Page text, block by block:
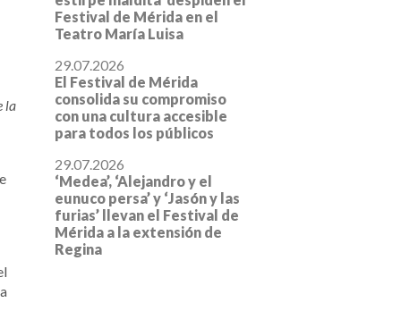
la
Festival de Mérida en el
Teatro María Luisa
29.07.2026
El Festival de Mérida
consolida su compromiso
con una cultura accesible
para todos los públicos
29.07.2026
‘Medea’, ‘Alejandro y el
eunuco persa’ y ‘Jasón y las
furias’ llevan el Festival de
Mérida a la extensión de
Regina